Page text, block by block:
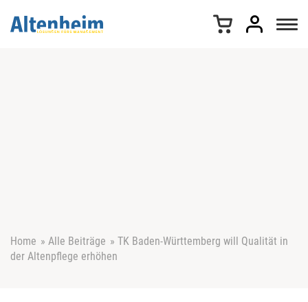
Home » Alle Beiträge » TK Baden-Württemberg will Qualität in
der Altenpflege erhöhen